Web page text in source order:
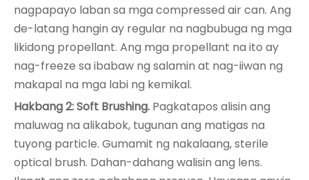
nagpapayo laban sa mga compressed air can. Ang
de-latang hangin ay regular na nagbubuga ng mga
likidong propellant. Ang mga propellant na ito ay
nag-freeze sa ibabaw ng salamin at nag-iiwan ng
makapal na mga labi ng kemikal.
Hakbang 2: Soft Brushing. Pagkatapos alisin ang
maluwag na alikabok, tugunan ang matigas na
tuyong particle. Gumamit ng nakalaang, sterile
optical brush. Dahan-dahang walisin ang lens.